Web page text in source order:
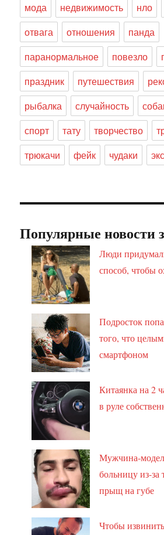
мода
недвижимость нло
отвага
отношения
панда
паранормальное
повезло
праздник
путешествия
рыбалка
случайность
спорт
тату творчество
трюкачи
фейк чудаки
Популярные новости
Люди
способ, чтобы
Подросток
того, что
смартфоном
Китаянка на 2
в руле
Мужчина-
больницу из-за
прыщ на губе
Чтобы